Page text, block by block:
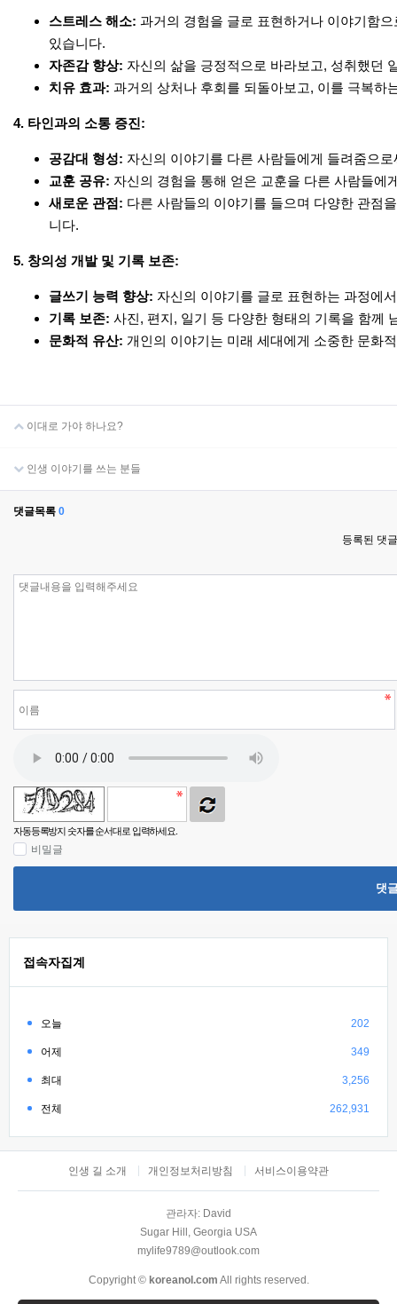
스트레스 해소: 과거의 경험을 글로 표현하거나 이야기함
있습니다.
자존감 향상: 자신의 삶을 긍정적으로 바라보고, 성취했던
치유 효과: 과거의 상처나 후회를 되돌아보고, 이를 극복하
4. 타인과의 소통 증진:
공감대 형성: 자신의 이야기를 다른 사람들에게 들려줌으
교훈 공유: 자신의 경험을 통해 얻은 교훈을 다른 사람들에
새로운 관점: 다른 사람들의 이야기를 들으며 다양한 관점
니다.
5. 창의성 개발 및 기록 보존:
글쓰기 능력 향상: 자신의 이야기를 글로 표현하는 과정에
기록 보존: 사진, 편지, 일기 등 다양한 형태의 기록을 함께
문화적 유산: 개인의 이야기는 미래 세대에게 소중한 문화
이대로 가야 하나요?
인생 이야기를 쓰는 분들
댓글목록 0
등록된 댓
자동등록방지 숫자를 순서대로 입력하세요.
비밀글
댓
접속자집계
오늘 202
어제 349
최대 3,256
전체 262,931
인생 길 소개 개인정보처리방침 서비스이용약관
관라자: David
Sugar Hill, Georgia USA
mylife9789@outlook.com
Copyright © koreanol.com All rights reserved.